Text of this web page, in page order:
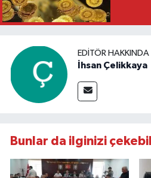
EDITÖR HAKKINDA
İhsan Çelikkaya
Bunlar da ilginizi